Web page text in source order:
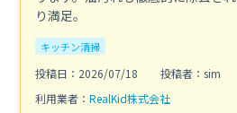
り満足。
キッチン清掃
投稿日：2026/07/18
投稿者：sim
利用業者： RealKid株式会社